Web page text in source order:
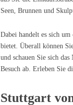
Seen, Brunnen und
Dabei handelt es sich
bietet. Überall können
und schauen Sie sich
Besuch ab. Erleben Sie
Stuttgart